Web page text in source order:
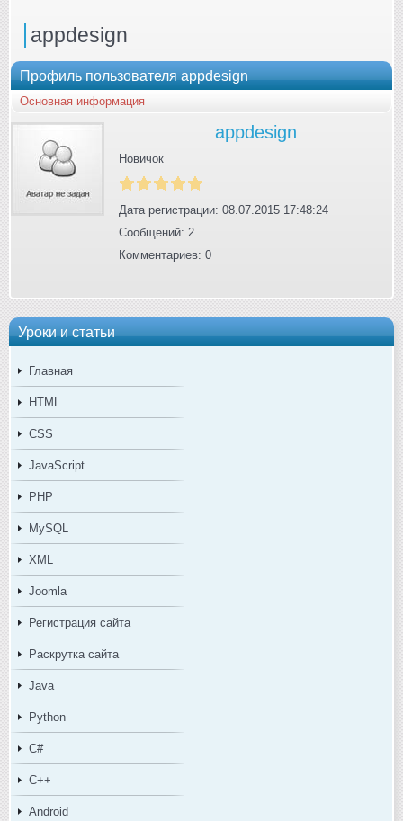
Уроки и статьи
Главная
HTML
CSS
JavaScript
PHP
MySQL
XML
Joomla
Регистрация сайта
Раскрутка сайта
Java
Python
C#
C++
Android
appdesign
Профиль пользователя appdesign
Основная информация
appdesign
Новичок
Дата регистрации: 08.07.2015 17:48:24
Сообщений: 2
Комментариев: 0